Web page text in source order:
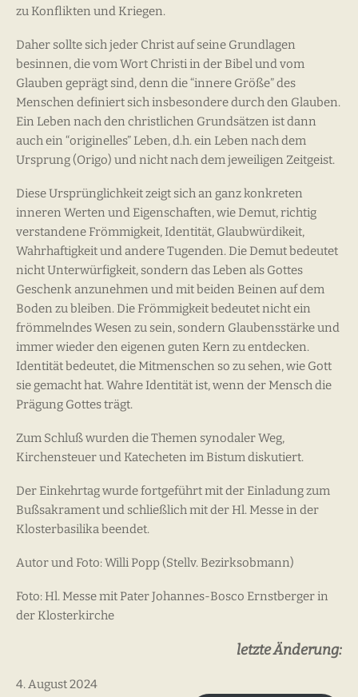
zu Konflikten und Kriegen.
Daher sollte sich jeder Christ auf seine Grundlagen
besinnen, die vom Wort Christi in der Bibel und vom
Glauben geprägt sind, denn die “innere Größe” des
Menschen definiert sich insbesondere durch den Glauben.
Ein Leben nach den christlichen Grundsätzen ist dann
auch ein “originelles” Leben, d.h. ein Leben nach dem
Ursprung (Origo) und nicht nach dem jeweiligen Zeitgeist.
Diese Ursprünglichkeit zeigt sich an ganz konkreten
inneren Werten und Eigenschaften, wie Demut, richtig
verstandene Frömmigkeit, Identität, Glaubwürdikeit,
Wahrhaftigkeit und andere Tugenden. Die Demut bedeutet
nicht Unterwürfigkeit, sondern das Leben als Gottes
Geschenk anzunehmen und mit beiden Beinen auf dem
Boden zu bleiben. Die Frömmigkeit bedeutet nicht ein
frömmelndes Wesen zu sein, sondern Glaubensstärke und
immer wieder den eigenen guten Kern zu entdecken.
Identität bedeutet, die Mitmenschen so zu sehen, wie Gott
sie gemacht hat. Wahre Identität ist, wenn der Mensch die
Prägung Gottes trägt.
Zum Schluß wurden die Themen synodaler Weg,
Kirchensteuer und Katecheten im Bistum diskutiert.
Der Einkehrtag wurde fortgeführt mit der Einladung zum
Bußsakrament und schließlich mit der Hl. Messe in der
Klosterbasilika beendet.
Autor und Foto: Willi Popp (Stellv. Bezirksobmann)
Foto: Hl. Messe mit Pater Johannes-Bosco Ernstberger in
der Klosterkirche
letzte Änderung:
4. August 2024